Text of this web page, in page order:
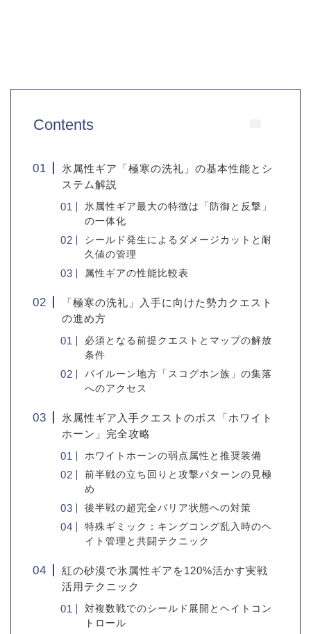
Contents
氷属性ギア「極寒の洗礼」の基本性能とシ
ステム解説
氷属性ギア最大の特徴は「防御と反撃」
の一体化
シールド発生によるダメージカットと耐
久値の管理
属性ギアの性能比較表
「極寒の洗礼」入手に向けた勢力クエスト
の進め方
必須となる前提クエストとマップの解放
条件
パイルーン地方「スコグホン族」の集落
へのアクセス
氷属性ギア入手クエストのボス「ホワイト
ホーン」完全攻略
ホワイトホーンの弱点属性と推奨装備
前半戦の立ち回りと攻撃パターンの見極
め
後半戦の超完全バリア状態への対策
特殊ギミック：キングコング乱入時のヘ
イト管理と共闘テクニック
紅の砂漠で氷属性ギアを120%活かす実戦
活用テクニック
対複数戦でのシールド展開とヘイトコン
トロール